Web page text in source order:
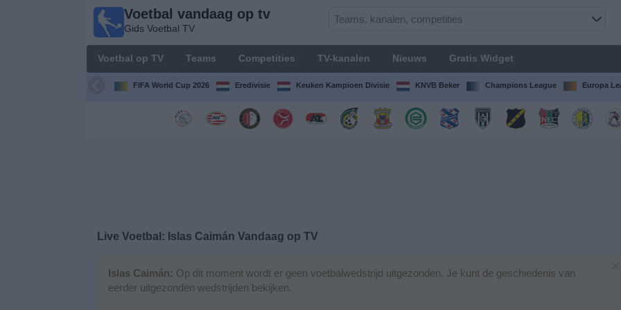
Voetbal vandaag op tv
Gids Voetbal TV
Voetbal op TV Teams Competities TV-kanalen Nieuws Gratis Widget
FIFA World Cup 2026 Eredivisie Keuken Kampioen Divisie KNVB Beker Champions League Europa
Live Voetbal: Islas Caimán Vandaag op TV
Islas Caimán: Op dit moment wordt er geen voetbalwedstrijd uitgezonden. Je kunt de geschiedenis van
eerder uitgezonden wedstrijden bekijken.